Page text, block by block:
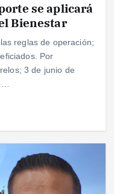
se aplicará
Bienestar
reglas de operación;
Por
3 de junio de